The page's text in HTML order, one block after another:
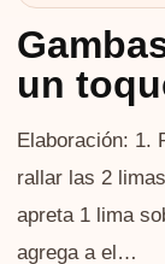
un
Elaboración: 1.
rallar las 2
apreta 1 lima
agrega a el…